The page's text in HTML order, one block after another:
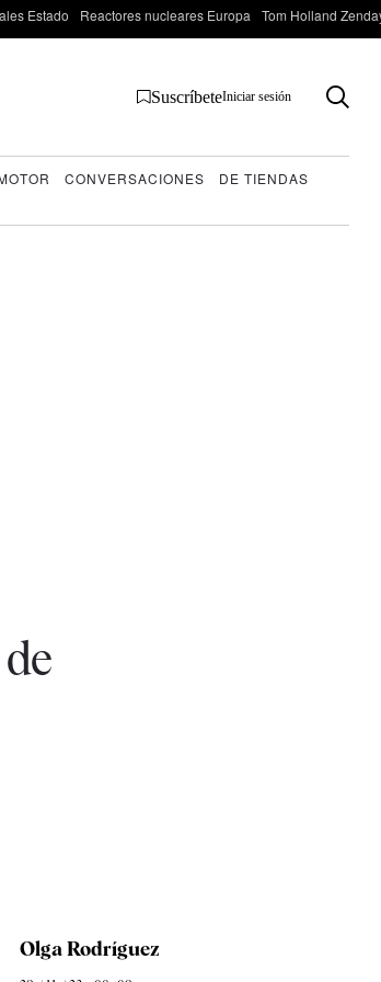
Estado Reactores nucleares Europa Tom Holland
SuscríbeteIniciar sesión
CONVERSACIONES
DE TIENDAS
Olga Rodríguez